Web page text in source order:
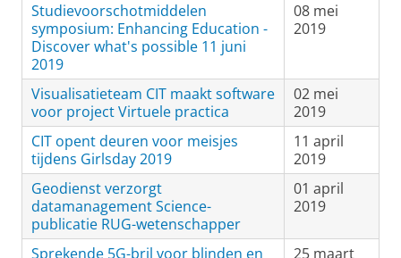
Studievoorschotmiddelen
symposium: Enhancing Education -
Discover what's possible 11 juni
2019
08 mei
2019
Visualisatieteam CIT maakt software
voor project Virtuele practica
02 mei
2019
CIT opent deuren voor meisjes
tijdens Girlsday 2019
11 april
2019
Geodienst verzorgt
datamanagement Science-
publicatie RUG-wetenschapper
01 april
2019
Sprekende 5G-bril voor blinden en
25 maart